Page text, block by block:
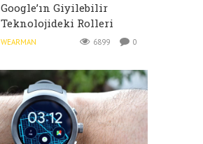
Google’ın Giyilebilir
Teknolojideki Rolleri
WEARMAN 6899 0